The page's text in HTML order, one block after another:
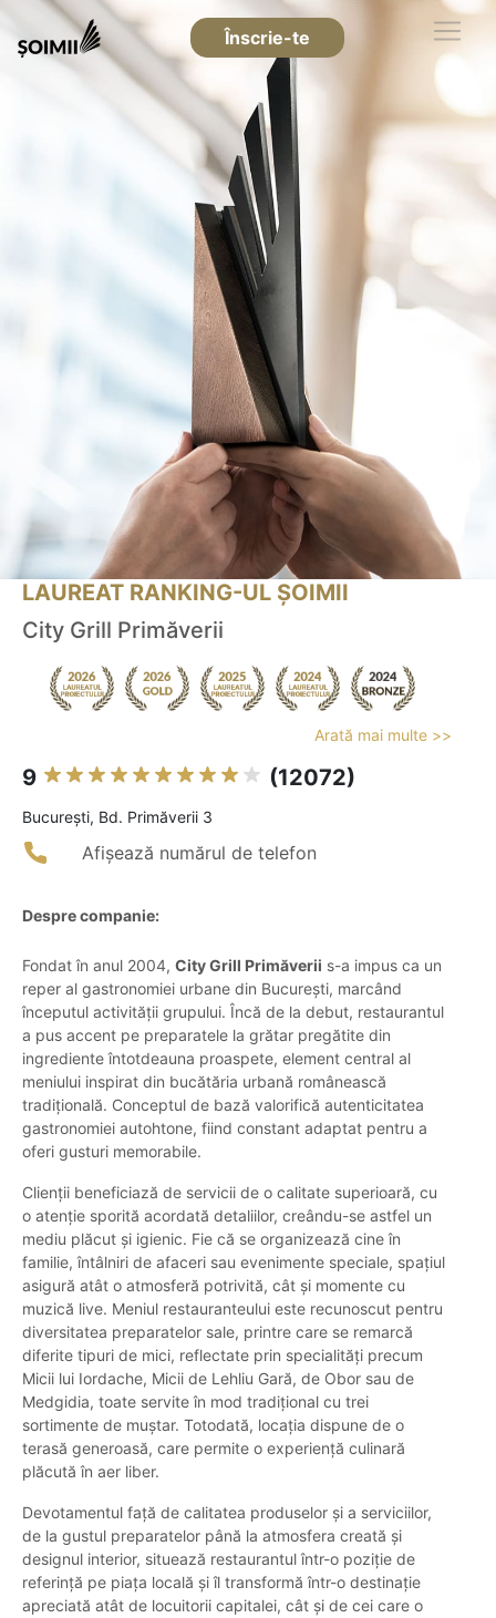
Înscrie-te
LAUREAT RANKING-UL ȘOIMII
City Grill Primăverii
Arată mai multe >>
9 (12072)
Bucureşti, Bd. Primăverii 3
Afișează numărul de telefon
Despre companie:
Fondat în anul 2004, City Grill Primăverii s-a impus ca un
reper al gastronomiei urbane din București, marcând
începutul activității grupului. Încă de la debut, restaurantul
a pus accent pe preparatele la grătar pregătite din
ingrediente întotdeauna proaspete, element central al
meniului inspirat din bucătăria urbană românească
tradițională. Conceptul de bază valorifică autenticitatea
gastronomiei autohtone, fiind constant adaptat pentru a
oferi gusturi memorabile.
Clienții beneficiază de servicii de o calitate superioară, cu
o atenție sporită acordată detaliilor, creându-se astfel un
mediu plăcut și igienic. Fie că se organizează cine în
familie, întâlniri de afaceri sau evenimente speciale, spațiul
asigură atât o atmosferă potrivită, cât și momente cu
muzică live. Meniul restauranteului este recunoscut pentru
diversitatea preparatelor sale, printre care se remarcă
diferite tipuri de mici, reflectate prin specialități precum
Micii lui Iordache, Micii de Lehliu Gară, de Obor sau de
Medgidia, toate servite în mod tradițional cu trei
sortimente de muștar. Totodată, locația dispune de o
terasă generoasă, care permite o experiență culinară
plăcută în aer liber.
Devotamentul față de calitatea produselor și a serviciilor,
de la gustul preparatelor până la atmosfera creată și
designul interior, situează restaurantul într-o poziție de
referință pe piața locală și îl transformă într-o destinație
apreciată atât de locuitorii capitalei, cât și de cei care o